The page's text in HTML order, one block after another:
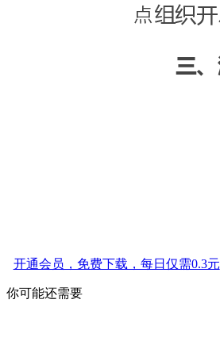
开通会员，免费下载，每日仅需0.3元
你可能还需要